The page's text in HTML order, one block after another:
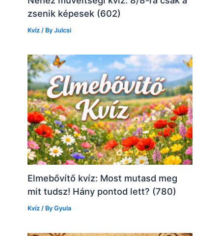
zsenik képesek (602)
Kvíz / ByJulcsi
Elmebővítő kvíz: Most mutasd meg
mit tudsz! Hány pontod lett? (780)
Kvíz / ByGyula